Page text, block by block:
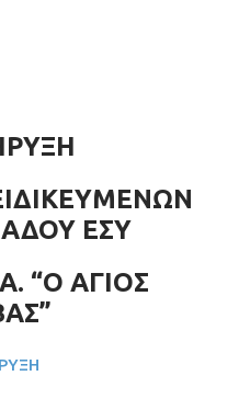
ΕΣΥ
“Ο ΑΓΙΟΣ